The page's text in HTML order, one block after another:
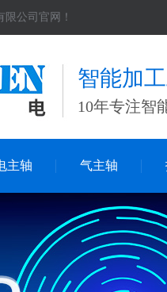
公司官网！
智能加
10年专注智
主轴 气主轴